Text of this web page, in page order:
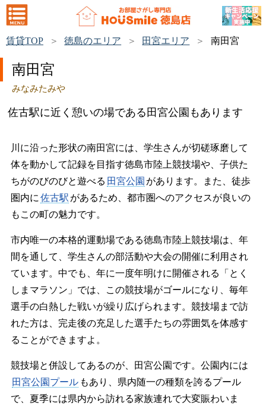
賃貸TOP 徳島のエリア 田宮エリア 南田宮
南田宮
みなみたみや
佐古駅に近く憩いの場である田宮公園もあります
川に沿った形状の南田宮には、学生さんが切磋琢磨して
体を動かして記録を目指す徳島市陸上競技場や、子供た
ちがのびのびと遊べる 田宮公園 があります。また、徒歩
圏内に 佐古駅 があるため、都市圏へのアクセスが良いの
もこの町の魅力です。
市内唯一の本格的運動場である徳島市陸上競技場は、年
間を通して、学生さんの部活動や大会の開催に利用され
ています。中でも、年に一度年明けに開催される「とく
しまマラソン」では、この競技場がゴールになり、毎年
選手の白熱した戦いが繰り広げられます。競技場まで訪
れた方は、完走後の充足した選手たちの雰囲気を体感す
ることができますよ。
競技場と併設してあるのが、田宮公園です。公園内には
田宮公園プール もあり、県内随一の種類を誇るプール
で、夏季には県内から訪れる家族連れで大変賑わいま